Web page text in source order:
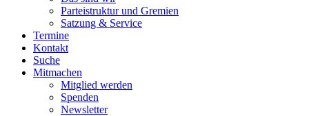
Parteistruktur und Gremien
Satzung & Service
Termine
Kontakt
Suche
Mitmachen
Mitglied werden
Spenden
Newsletter